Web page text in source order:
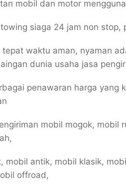
mobil dan motor
siaga 24 jam non stop,
tepat waktu aman, nyaman
dunia usaha jasa
penawaran harga yang
mobil mogok, mobil
mobil antik, mobil klasik,
offroad,